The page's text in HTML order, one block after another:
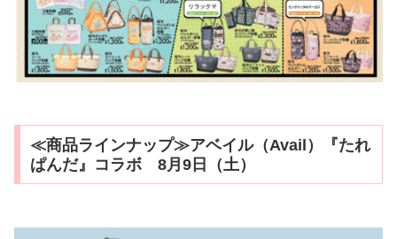
≪商品ラインナップ≫アベイル（Avail）『たれ
ぱんだ』コラボ 8月9日（土）